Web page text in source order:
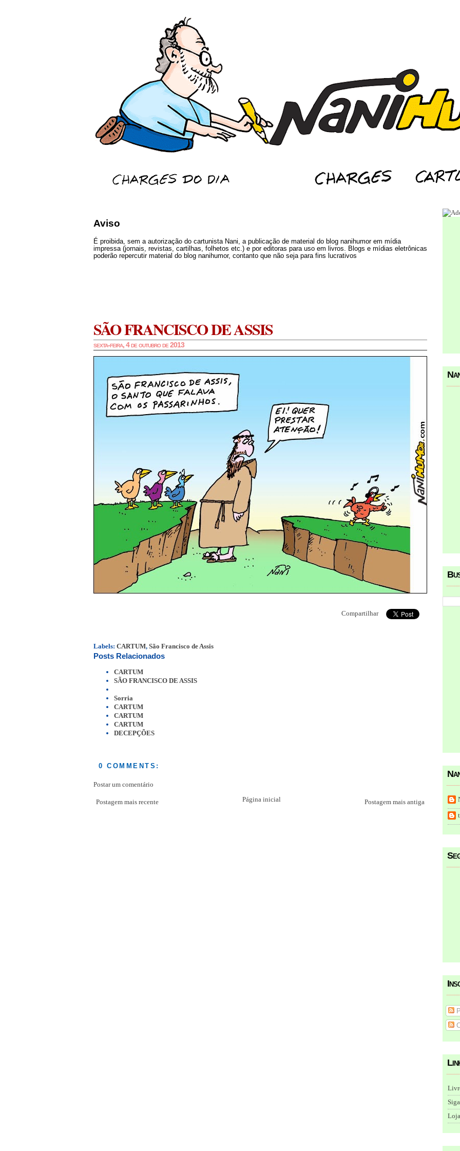
Aviso
É proibida, sem a autorização do cartunista Nani, a publicação de material do blog nanihumor em mídia
impressa (jornais, revistas, cartilhas, folhetos etc.) e por editoras para uso em livros. Blogs e mídias eletrônicas
poderão repercutir material do blog nanihumor, contanto que não seja para fins lucrativos
SÃO FRANCISCO DE ASSIS
sexta-feira, 4 de outubro de 2013
Compartilhar
Labels: CARTUM, São Francisco de Assis
Posts Relacionados
CARTUM
SÃO FRANCISCO DE ASSIS
Sorria
CARTUM
CARTUM
CARTUM
DECEPÇÕES
0 COMMENTS:
Postar um comentário
Postagem mais recente Postagem mais antiga
Página inicial